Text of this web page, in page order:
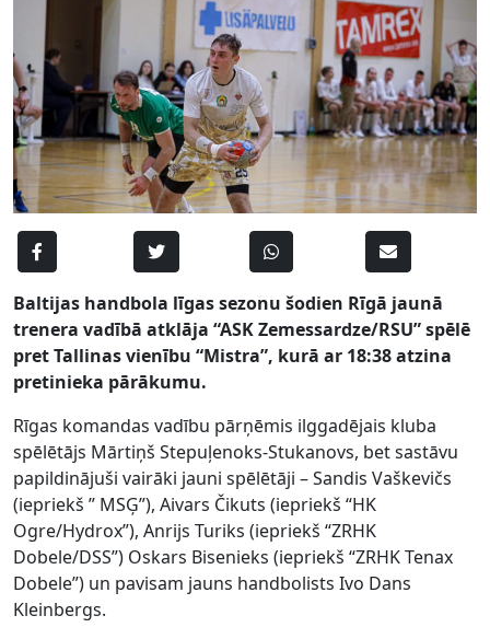
Baltijas handbola līgas sezonu šodien Rīgā jaunā
trenera vadībā atklāja “ASK Zemessardze/RSU” spēlē
pret Tallinas vienību “Mistra”, kurā ar 18:38 atzina
pretinieka pārākumu.
Rīgas komandas vadību pārņēmis ilggadējais kluba
spēlētājs Mārtiņš Stepuļenoks-Stukanovs, bet sastāvu
papildinājuši vairāki jauni spēlētāji – Sandis Vaškevičs
(iepriekš ” MSĢ”), Aivars Čikuts (iepriekš “HK
Ogre/Hydrox”), Anrijs Turiks (iepriekš “ZRHK
Dobele/DSS”) Oskars Bisenieks (iepriekš “ZRHK Tenax
Dobele”) un pavisam jauns handbolists Ivo Dans
Kleinbergs.